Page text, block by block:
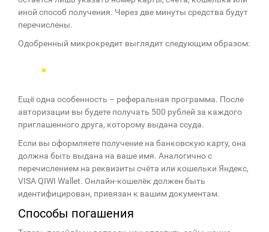
иной способ получения. Через две минуты средства будут
перечислены.
Одобренный микрокредит выглядит следующим образом:
Ещё одна особенность – реферальная программа. После
авторизации вы будете получать 500 рублей за каждого
приглашенного друга, которому выдана ссуда.
Если вы оформляете получение на банковскую карту, она
должна быть выдана на ваше имя. Аналогично с
перечислением на реквизиты счёта или кошельки Яндекс,
VISA QIWI Wallet. Онлайн-кошелёк должен быть
идентифицирован, привязан к вашим документам.
Способы погашения